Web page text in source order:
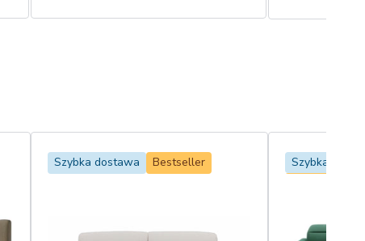
Szybka dostawa Bestseller
Szybka